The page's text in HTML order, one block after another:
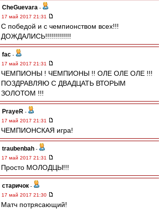
CheGuevara -
17 май 2017 21:31
С победой и с чемпионством всех!!!
ДОЖДАЛИСЬ!!!!!!!!!!!!!
fac -
17 май 2017 21:31
ЧЕМПИОНЫ ! ЧЕМПИОНЫ !! ОЛЕ ОЛЕ ОЛЕ !!!
ПОЗДРАВЛЯЮ С ДВАДЦАТЬ ВТОРЫМ
ЗОЛОТОМ !!!
PrayeR -
17 май 2017 21:31
ЧЕМПИОНСКАЯ игра!
traubenbah -
17 май 2017 21:31
Просто МОЛОДЦЫ!!!
старичок -
17 май 2017 21:30
Матч потрясающий!